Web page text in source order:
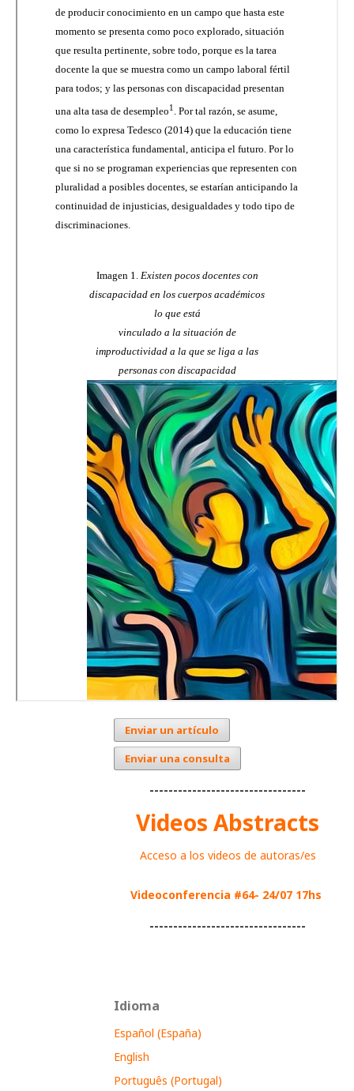
Enviar un artículo
Enviar una consulta
---------------------------------
Videos Abstracts
Acceso a los videos de autoras/es
Videoconferencia #64- 24/07 17hs
---------------------------------
Idioma
Español (España)
English
Português (Portugal)